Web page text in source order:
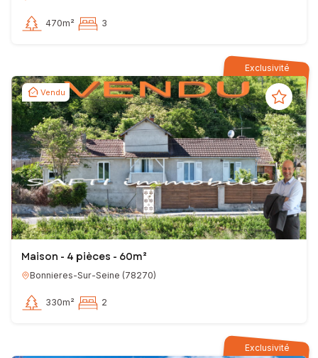
470m² 3
Exclusivité
Vendu
Maison - 4 pièces - 60m²
Bonnieres-Sur-Seine (78270)
330m² 2
Exclusivité